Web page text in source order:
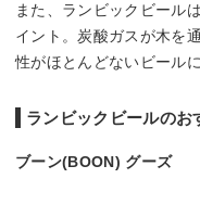
また、ランビックビール
イント。炭酸ガスが木を
性がほとんどないビール
ランビックビールのお
ブーン(BOON) グーズ